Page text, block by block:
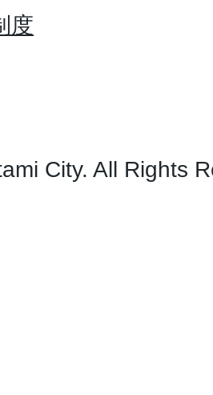
度
City. All Rights